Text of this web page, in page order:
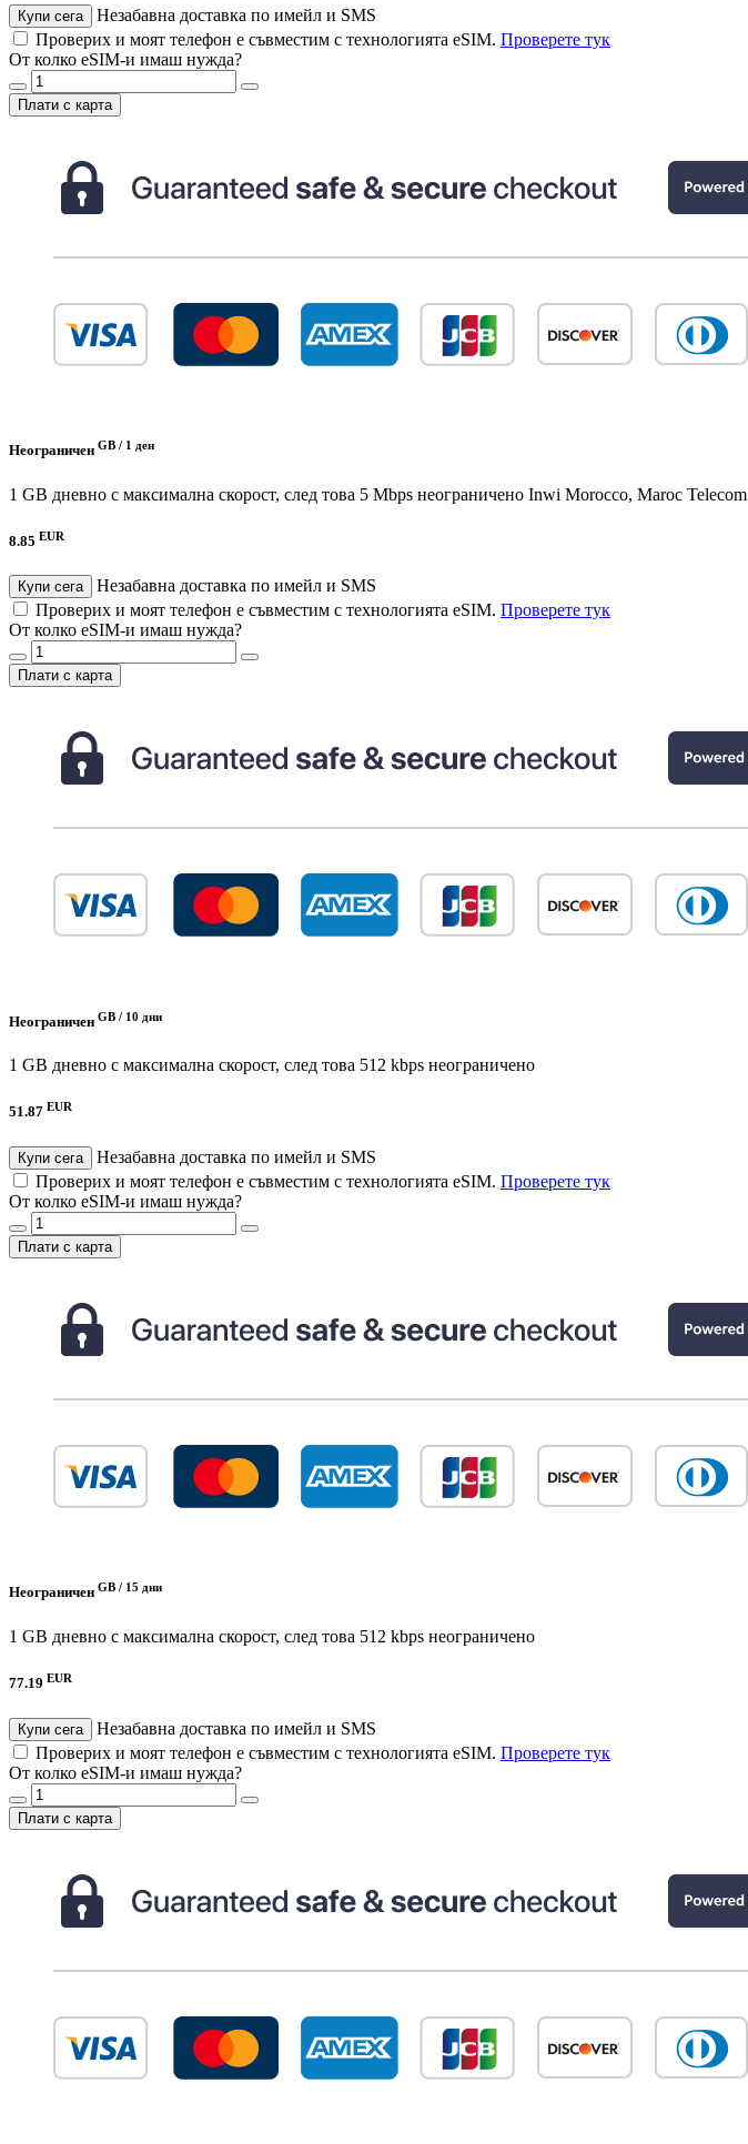
Купи сега
Незабавна доставка по имейл и SMS
Проверих и моят телефон е съвместим с технологията eSIM. Проверете тук
От колко eSIM-и имаш нужда?
Плати с карта
Неограничен GB / 1 ден
1 GB дневно с максимална скорост, след това 5 Mbps неограничено Inwi Morocco, Maroc Telecom
8.85 EUR
Купи сега
Незабавна доставка по имейл и SMS
Проверих и моят телефон е съвместим с технологията eSIM. Проверете тук
От колко eSIM-и имаш нужда?
Плати с карта
Неограничен GB / 10 дни
1 GB дневно с максимална скорост, след това 512 kbps неограничено
51.87 EUR
Купи сега
Незабавна доставка по имейл и SMS
Проверих и моят телефон е съвместим с технологията eSIM. Проверете тук
От колко eSIM-и имаш нужда?
Плати с карта
Неограничен GB / 15 дни
1 GB дневно с максимална скорост, след това 512 kbps неограничено
77.19 EUR
Купи сега
Незабавна доставка по имейл и SMS
Проверих и моят телефон е съвместим с технологията eSIM. Проверете тук
От колко eSIM-и имаш нужда?
Плати с карта